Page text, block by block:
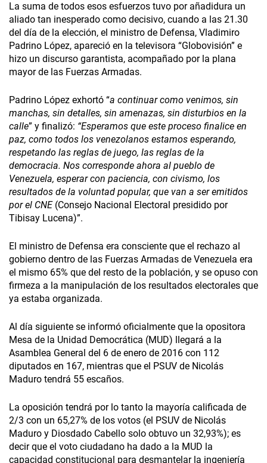
La suma de todos esos esfuerzos tuvo por añadidura un
aliado tan inesperado como decisivo, cuando a las 21.30
del día de la elección, el ministro de Defensa, Vladimiro
Padrino López, apareció en la televisora “Globovisión” e
hizo un discurso garantista, acompañado por la plana
mayor de las Fuerzas Armadas.
Padrino López exhortó “a continuar como venimos, sin
manchas, sin detalles, sin amenazas, sin disturbios en la
calle” y finalizó: “Esperamos que este proceso finalice en
paz, como todos los venezolanos estamos esperando,
respetando las reglas de juego, las reglas de la
democracia. Nos corresponde ahora al pueblo de
Venezuela, esperar con paciencia, con civismo, los
resultados de la voluntad popular, que van a ser emitidos
por el CNE (Consejo Nacional Electoral presidido por
Tibisay Lucena)”.
El ministro de Defensa era consciente que el rechazo al
gobierno dentro de las Fuerzas Armadas de Venezuela era
el mismo 65% que del resto de la población, y se opuso con
firmeza a la manipulación de los resultados electorales que
ya estaba organizada.
Al día siguiente se informó oficialmente que la opositora
Mesa de la Unidad Democrática (MUD) llegará a la
Asamblea General del 6 de enero de 2016 con 112
diputados en 167, mientras que el PSUV de Nicolás
Maduro tendrá 55 escaños.
La oposición tendrá por lo tanto la mayoría calificada de
2/3 con un 65,27% de los votos (el PSUV de Nicolás
Maduro y Diosdado Cabello solo obtuvo un 32,93%); es
decir que el voto ciudadano ha dado a la MUD la
capacidad constitucional para desmantelar la ingeniería